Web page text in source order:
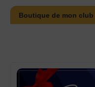
Boutique de mon club